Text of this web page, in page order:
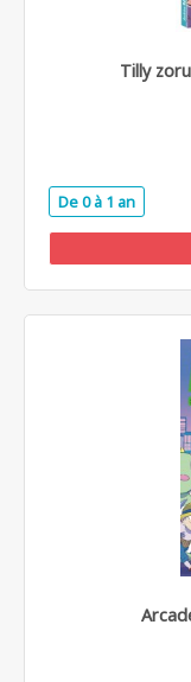
Tilly
De 0 à 1 an